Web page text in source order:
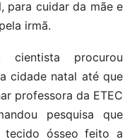
para cuidar da mãe e
irmã.
cientista procurou
cidade natal até que
professora da ETEC
pesquisa que
tecido ósseo feito a